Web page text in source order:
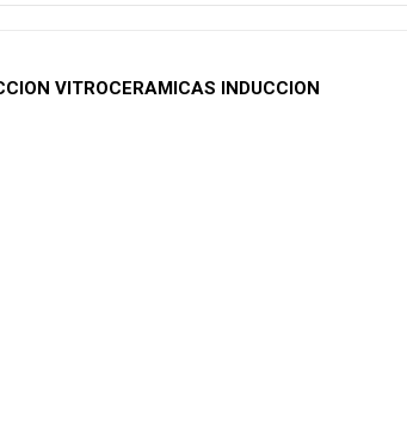
VITROCERAMICAS INDUCCION